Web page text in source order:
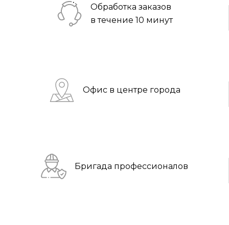
Обработка заказов
в течение 10 минут
Офис в центре города
Бригада профессионалов